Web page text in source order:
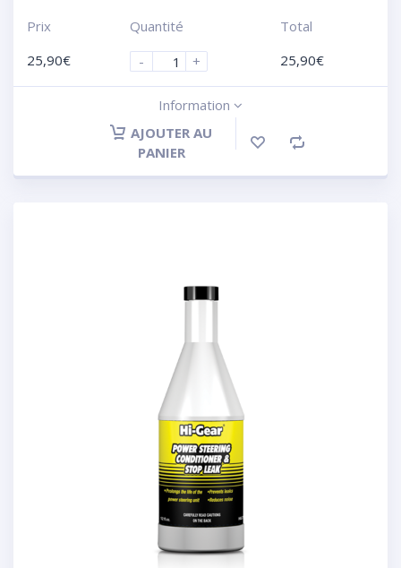
Prix
25,90€
Quantité
-
+
Total
25,90€
Information
AJOUTER AU
PANIER